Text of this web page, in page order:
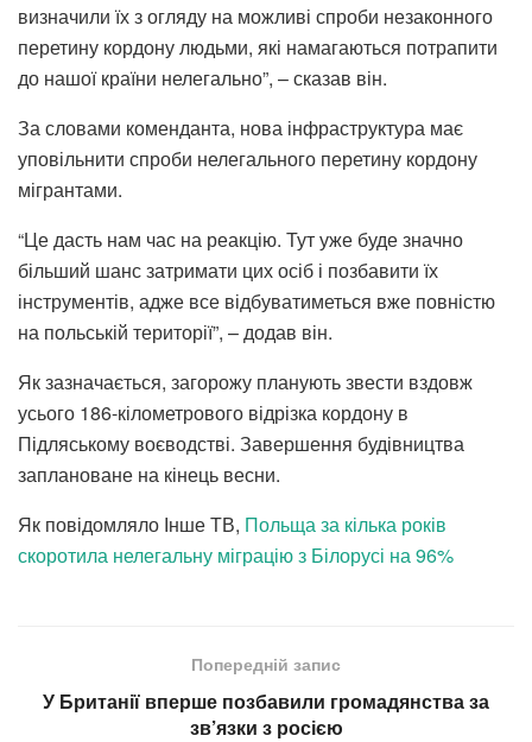
визначили їх з огляду на можливі спроби незаконного
перетину кордону людьми, які намагаються потрапити
до нашої країни нелегально”, – сказав він.
За словами коменданта, нова інфраструктура має
уповільнити спроби нелегального перетину кордону
мігрантами.
“Це дасть нам час на реакцію. Тут уже буде значно
більший шанс затримати цих осіб і позбавити їх
інструментів, адже все відбуватиметься вже повністю
на польській території”, – додав він.
Як зазначається, загорожу планують звести вздовж
усього 186-кілометрового відрізка кордону в
Підляському воєводстві. Завершення будівництва
заплановане на кінець весни.
Як повідомляло Інше ТВ, Польща за кілька років
скоротила нелегальну міграцію з Білорусі на 96%
Попередній запис
У Британії вперше позбавили громадянства за
зв’язки з росією